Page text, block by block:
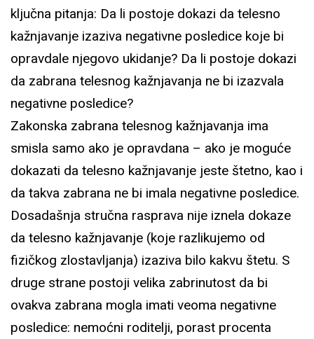
ključna pitanja: Da li postoje dokazi da telesno
kažnjavanje izaziva negativne posledice koje bi
opravdale njegovo ukidanje? Da li postoje dokazi
da zabrana telesnog kažnjavanja ne bi izazvala
negativne posledice?
Zakonska zabrana telesnog kažnjavanja ima
smisla samo ako je opravdana – ako je moguće
dokazati da telesno kažnjavanje jeste štetno, kao i
da takva zabrana ne bi imala negativne posledice.
Dosadašnja stručna rasprava nije iznela dokaze
da telesno kažnjavanje (koje razlikujemo od
fizičkog zlostavljanja) izaziva bilo kakvu štetu. S
druge strane postoji velika zabrinutost da bi
ovakva zabrana mogla imati veoma negativne
posledice: nemoćni roditelji, porast procenta